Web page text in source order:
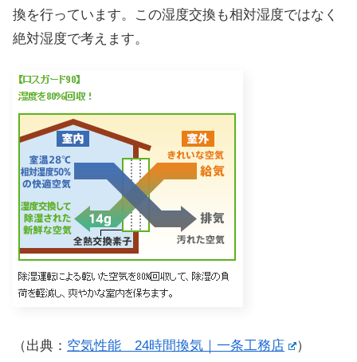
換を行っています。この湿度交換も相対湿度ではなく
絶対湿度で考えます。
（出典： 空気性能 24時間換気｜一条工務店 ）